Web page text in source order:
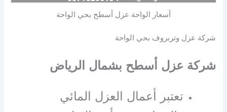
أسعار الواحة عزل أسطح بحي الواحة
شركة عزل وتربروف بحي الواحة
شركة عزل أسطح بشمال الرياض
تعتبر أعمال العزل المائي